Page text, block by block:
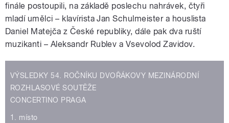
finále postoupili, na základě poslechu nahrávek, čtyři
mladí umělci – klavírista Jan Schulmeister a houslista
Daniel Matejča z České republiky, dále pak dva ruští
muzikanti – Aleksandr Rublev a Vsevolod Zavidov.
VÝSLEDKY 54. ROČNÍKU DVOŘÁKOVY MEZINÁRODNÍ
ROZHLASOVÉ SOUTĚŽE
CONCERTINO PRAGA
1. místo